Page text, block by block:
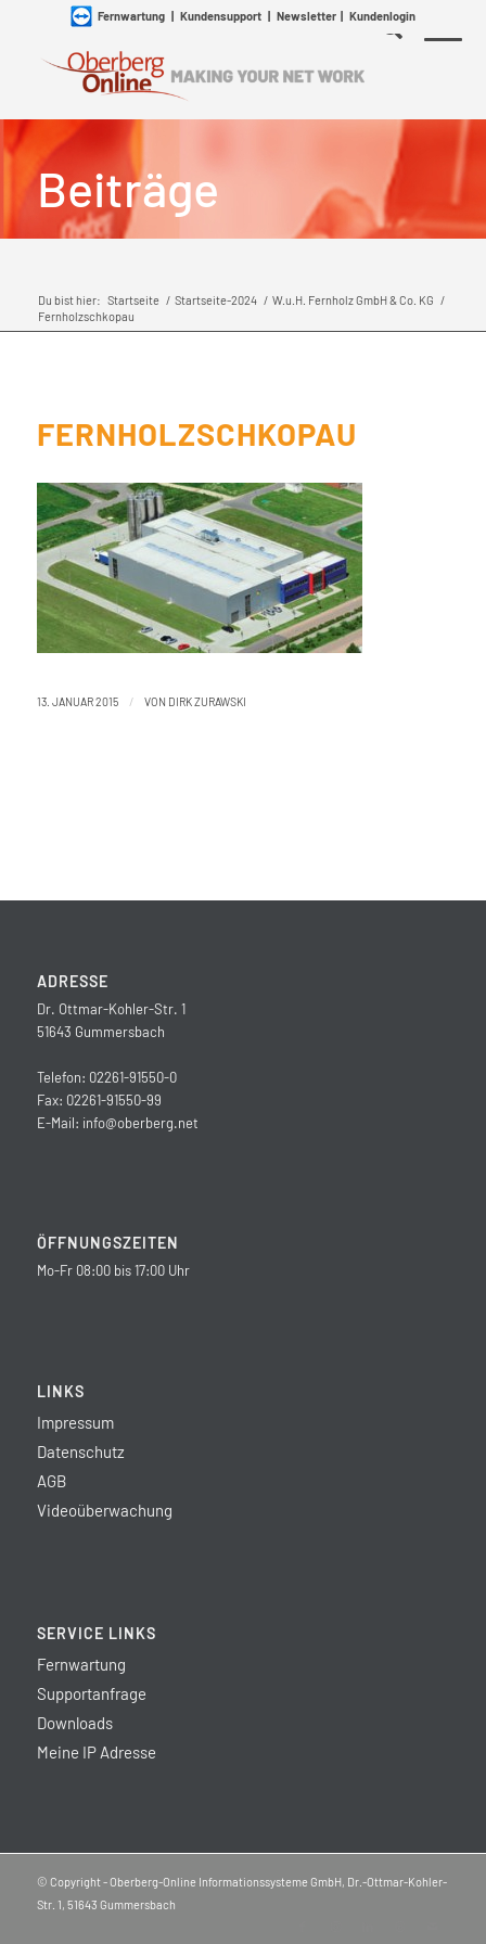
Fernwartung| Kundensupport| Newsletter| Kundenlogin
Beiträge
Du bist hier: Startseite / Startseite-2024 / W.u.H. Fernholz GmbH & Co. KG /
Fernholzschkopau
FERNHOLZSCHKOPAU
13. JANUAR 2015 / VON DIRK ZURAWSKI
ADRESSE
Dr. Ottmar-Kohler-Str. 1
51643 Gummersbach
Telefon: 02261-91550-0
Fax: 02261-91550-99
E-Mail: info@oberberg.net
ÖFFNUNGSZEITEN
Mo-Fr 08:00 bis 17:00 Uhr
LINKS
Impressum
Datenschutz
AGB
Videoüberwachung
SERVICE LINKS
Fernwartung
Supportanfrage
Downloads
Meine IP Adresse
© Copyright - Oberberg-Online Informationssysteme GmbH, Dr.-Ottmar-Kohler-
Str. 1, 51643 Gummersbach